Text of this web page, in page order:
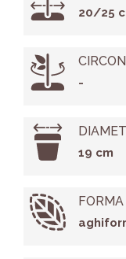
20/25
-
19 cm